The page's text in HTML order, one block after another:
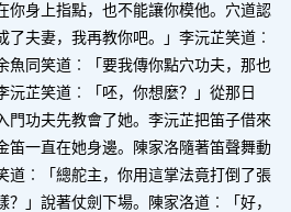
你身上指點，也不能讓你模他。穴道認
夫妻，我再教你吧。」李沅芷笑道︰
魚同笑道︰「要我傳你點穴功夫，那也
沅芷笑道︰「呸，你想麼？」從那日
門功夫先教會了她。李沅芷把笛子借來
笛一直在她身邊。陳家洛隨著笛聲舞動
道︰「總舵主，你用這掌法竟打倒了張
」說著仗劍下場。陳家洛道︰「好，